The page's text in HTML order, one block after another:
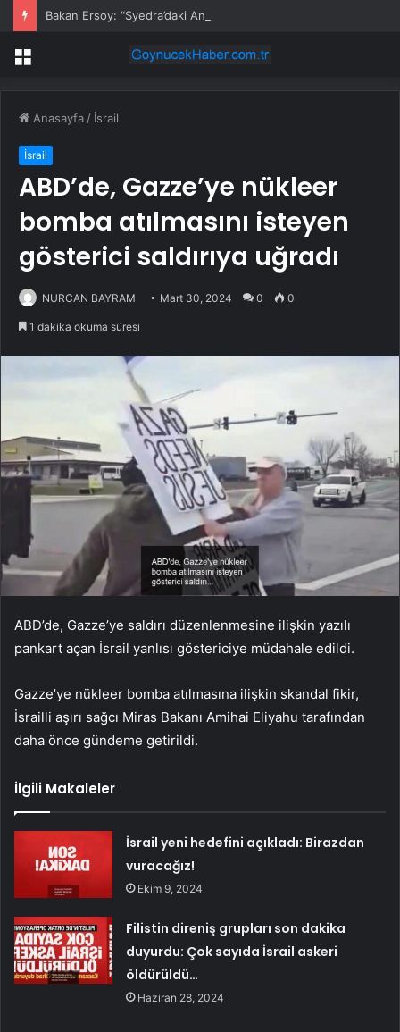
Menü
Anasayfa / İsrail
İsrail
ABD’de, Gazze’ye nükleer
bomba atılmasını isteyen
gösterici saldırıya uğradı
NURCAN BAYRAM Mart 30, 2024 0 0
1 dakika okuma süresi
ABD’de, Gazze’ye saldırı düzenlenmesine ilişkin yazılı
pankart açan İsrail yanlısı göstericiye müdahale edildi.
Gazze’ye nükleer bomba atılmasına ilişkin skandal fikir,
İsrailli aşırı sağcı Miras Bakanı Amihai Eliyahu tarafından
daha önce gündeme getirildi.
İlgili Makaleler
İsrail yeni hedefini açıkladı: Birazdan
vuracağız!
Ekim 9, 2024
Filistin direniş grupları son dakika
duyurdu: Çok sayıda İsrail askeri
öldürüldü…
Haziran 28, 2024